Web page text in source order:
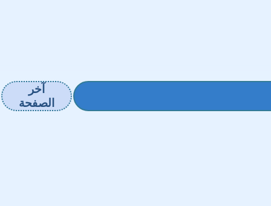
آخر
الصفحة